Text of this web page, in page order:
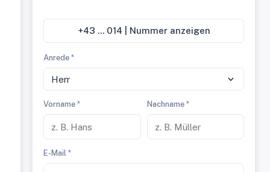
+43 ... 014 | Nummer anzeigen
Anrede *
Herr
Vorname * Nachname *
E-Mail *